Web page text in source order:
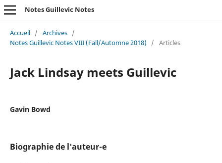
Notes Guillevic Notes
Accueil / Archives /
Notes Guillevic Notes VIII (Fall/Automne 2018)
/ Articles
Jack Lindsay meets Guillevic
Gavin Bowd
Biographie de l'auteur-e